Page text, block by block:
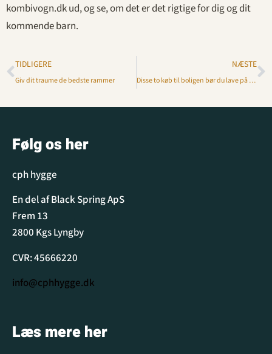
kombivogn.dk ud, og se, om det er det rigtige for dig og dit
kommende barn.
TIDLIGERE
Giv dit traume de bedste rammer
NÆSTE
Disse to køb til boligen bør du lave på din næste Københavner-tur
Følg os her
cph hygge
En del af Black Spring ApS
Frem 13
2800 Kgs Lyngby
CVR: 45666220
info@cphhygge.dk
Læs mere her